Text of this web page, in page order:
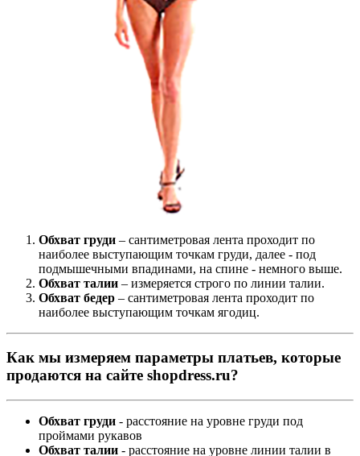
Обхват груди – сантиметровая лента проходит по
наиболее выступающим точкам груди, далее - под
подмышечными впадинами, на спине - немного выше.
Обхват талии – измеряется строго по линии талии.
Обхват бедер – сантиметровая лента проходит по
наиболее выступающим точкам ягодиц.
Как мы измеряем параметры платьев, которые
продаются на сайте shopdress.ru?
Обхват груди - расстояние на уровне груди под
проймами рукавов
Обхват талии - расстояние на уровне линии талии в